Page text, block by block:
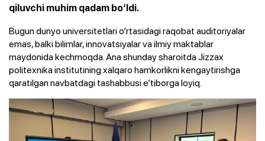
qiluvchi muhim qadam bo‘ldi.
Bugun dunyo universitetlari o‘rtasidagi raqobat auditoriyalar
emas, balki bilimlar, innovatsiyalar va ilmiy maktablar
maydonida kechmoqda. Ana shunday sharoitda Jizzax
politexnika institutining xalqaro hamkorlikni kengaytirishga
qaratilgan navbatdagi tashabbusi e’tiborga loyiq.